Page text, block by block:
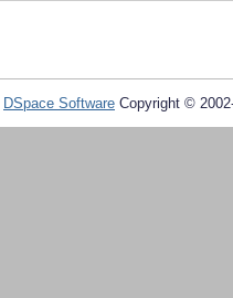
DSpace Software Copyright ©